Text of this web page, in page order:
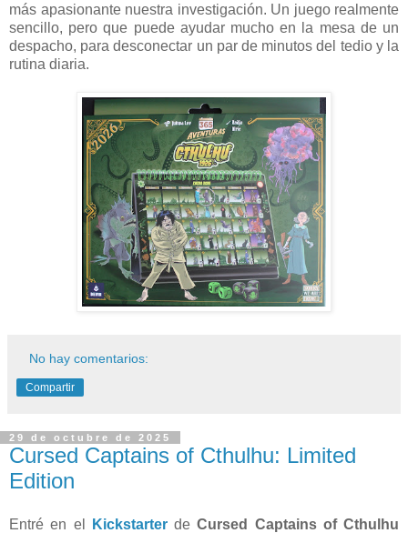
más apasionante nuestra investigación. Un juego realmente
sencillo, pero que puede ayudar mucho en la mesa de un
despacho, para desconectar un par de minutos del tedio y la
rutina diaria.
No hay comentarios:
Compartir
29 de octubre de 2025
Cursed Captains of Cthulhu: Limited
Edition
Entré en el KickstarterdeCursed Captains of Cthulhu